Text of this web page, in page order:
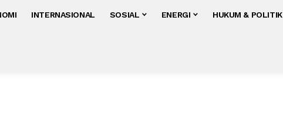
INTERNASIONAL SOSIAL ENERGI HUKUM & POLITIK